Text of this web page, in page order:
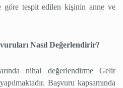
göre tespit edilen kişinin anne ve
Nasıl Değerlendirir?
nihai değerlendirme Gelir
Başvuru kapsamında